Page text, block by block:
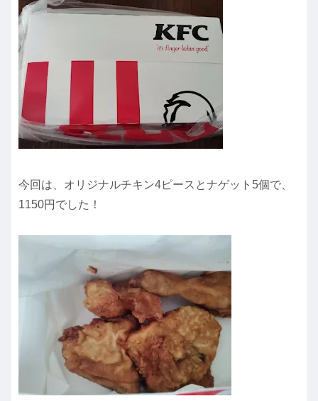
今回は、オリジナルチキン4ピースとナゲット5個で、
1150円でした！